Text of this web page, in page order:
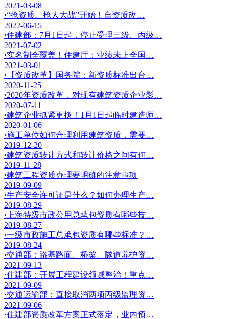
2021-03-08
·“抢资质、抢人大战”开始！自资质改…
2022-06-15
·住建部：7月1日起，停止受理三级、丙级…
2021-07-02
·实名制全覆盖！住建厅：业绩未上全国…
2021-03-01
· 【资质改革】国务院：新资质标准出台…
2020-11-25
·2020年资质改革，对现有建筑资质企业影…
2020-07-11
·建筑企业抓紧更换！1月1日起临时建造师…
2020-01-06
·施工单位如何合理利用建筑资质，需要…
2019-12-20
·建筑资质转让方式和转让价格之间有何…
2019-11-28
·建筑工程资质办理要明确的注意事项
2019-09-09
·生产安全许可证是什么？如何办理生产…
2019-08-29
· 上海特级市政公用总承包资质有哪些技…
2019-08-27
·一级市政施工总承包资质有哪些标准？…
2019-08-24
·交通部：路基路面、桥梁、隧道养护资…
2021-09-13
·住建部：开展工程建设领域整治！重点…
2021-09-09
·交通运输部：直接取消两项丙级监理资…
2021-09-06
·住建部资质改革方案正式落定，业内预…